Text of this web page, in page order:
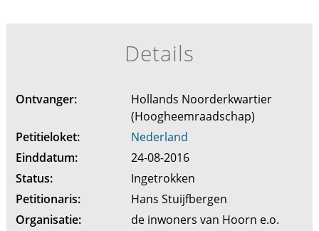
Details
Ontvanger:
Hollands Noorderkwartier
(Hoogheemraadschap)
Petitieloket:
Nederland
Einddatum:
24-08-2016
Status:
Ingetrokken
Petitionaris:
Hans Stuijfbergen
Organisatie:
de inwoners van Hoorn e.o.